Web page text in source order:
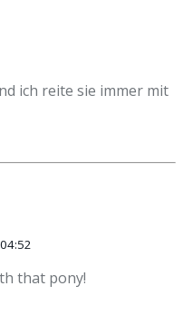
ich reite sie immer mit
that pony!